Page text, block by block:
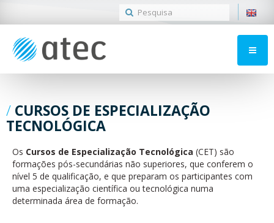
CURSOS DE ESPECIALIZAÇÃO
TECNOLÓGICA
Os Cursos de Especialização Tecnológica (CET) são
formações pós-secundárias não superiores, que conferem o
nível 5 de qualificação, e que preparam os participantes com
uma especialização científica ou tecnológica numa
determinada área de formação.